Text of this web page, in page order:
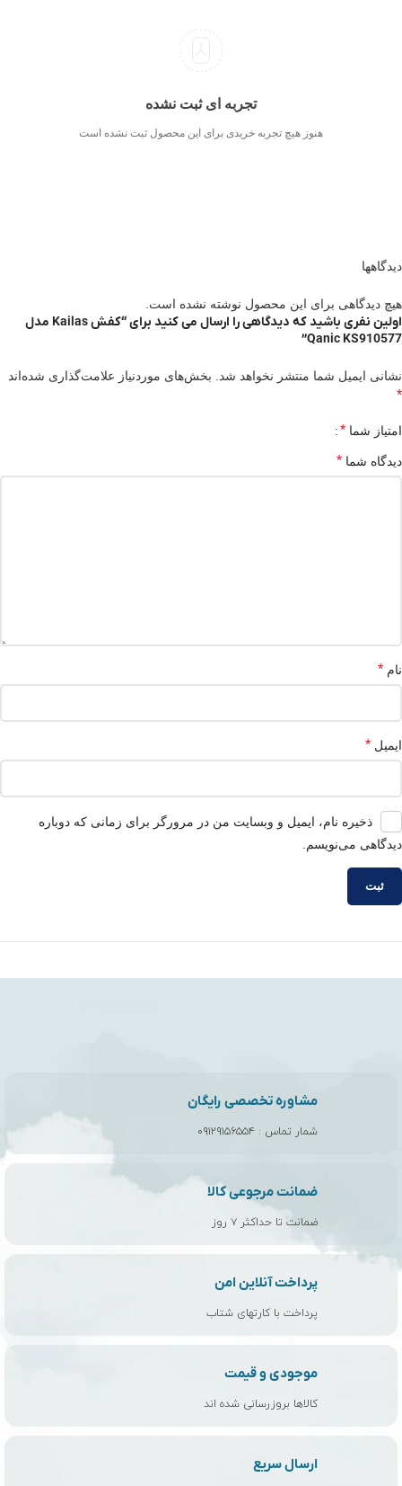
تجربه ای ثبت نشده
هنوز هیچ تجربه خریدی برای این محصول ثبت نشده است
دیدگاهها
هیچ دیدگاهی برای این محصول نوشته نشده است.
اولین نفری باشید که دیدگاهی را ارسال می کنید برای “کفش Kailas مدل
Qanic KS910577”
نشانی ایمیل شما منتشر نخواهد شد. بخش‌های موردنیاز علامت‌گذاری شده‌اند
*
امتیاز شما *
دیدگاه شما *
نام *
ایمیل *
ذخیره نام، ایمیل و وبسایت من در مرورگر برای زمانی که دوباره
دیدگاهی می‌نویسم.
مشاوره تخصصی رایگان
شمار تماس : ۰۹۱۲۹۱۵۶۵۵۴
ضمانت مرجوعی کالا
ضمانت تا حداکثر ۷ روز
پرداخت آنلاین امن
پرداخت با کارتهای شتاب
موجودی و قیمت
کالاها بروزرسانی شده اند
ارسال سریع